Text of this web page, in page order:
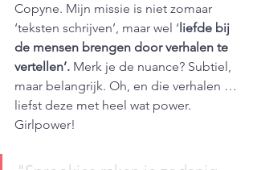
Copyne. Mijn missie is niet zomaar
‘teksten schrijven’, maar wel ‘liefde bij
de mensen brengen door verhalen te
vertellen’. Merk je de nuance? Subtiel,
maar belangrijk. Oh, en die verhalen …
liefst deze met heel wat power.
Girlpower!